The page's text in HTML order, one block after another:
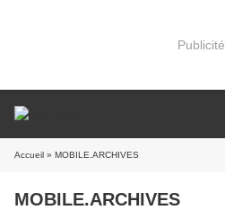
Publicité
Accueil » MOBILE.ARCHIVES
MOBILE.ARCHIVES